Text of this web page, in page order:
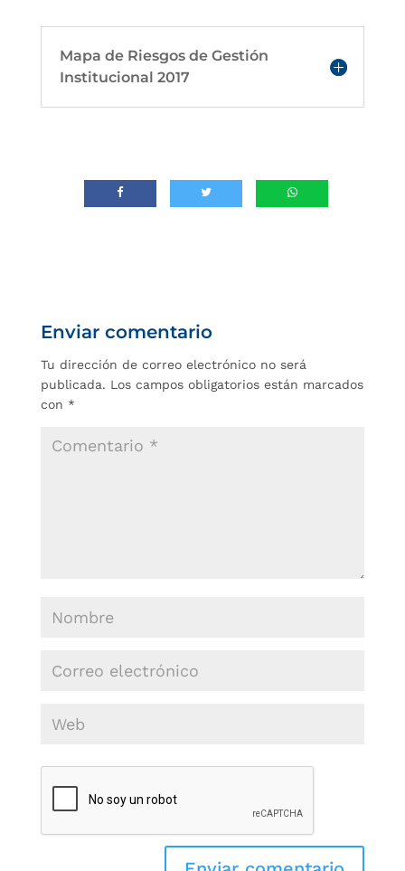
Mapa de Riesgos de Gestión
Institucional 2017
Enviar comentario
Tu dirección de correo electrónico no será
publicada. Los campos obligatorios están marcados
con *